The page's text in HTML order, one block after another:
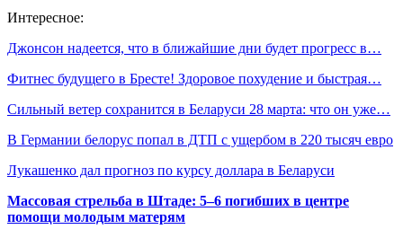
Интересное:
Джонсон надеется, что в ближайшие дни будет прогресс в…
Фитнес будущего в Бресте! Здоровое похудение и быстрая…
Сильный ветер сохранится в Беларуси 28 марта: что он уже…
В Германии белорус попал в ДТП с ущербом в 220 тысяч евро
Лукашенко дал прогноз по курсу доллара в Беларуси
Массовая стрельба в Штаде: 5–6 погибших в центре
помощи молодым матерям